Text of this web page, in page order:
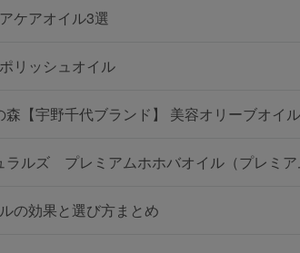
ケアオイル3選
リッシュオイル
森【宇野千代ブランド】 美容オリーブオイ
ラルズ プレミアムホホバオイル（プレミア
の効果と選び方まとめ